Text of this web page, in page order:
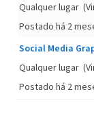
Qualquer lugar
Postado há 2
Social Media
Qualquer lugar
Postado há 2